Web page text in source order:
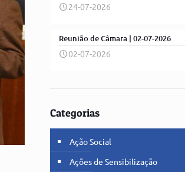
24-07-2026
Reunião de Câmara | 02-07-2026
02-07-2026
Categorias
Ação Social
Ações de Sensibilização